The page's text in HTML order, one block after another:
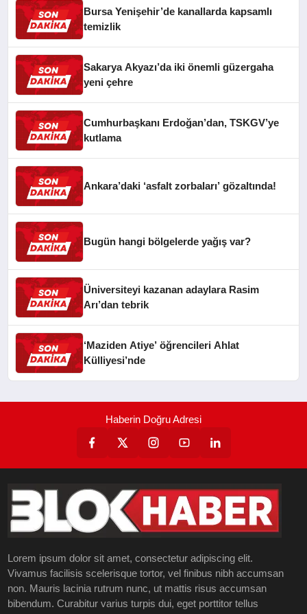
Bursa Yenişehir’de kanallarda kapsamlı
temizlik
Sakarya Akyazı’da iki önemli güzergaha
yeni çehre
Cumhurbaşkanı Erdoğan’dan, TSKGV’ye
kutlama
Ankara’daki ‘asfalt zorbaları’ gözaltında!
Bugün hangi bölgelerde yağış var?
Üniversiteyi kazanan adaylara Rasim
Arı’dan tebrik
‘Maziden Atiye’ öğrencileri Ahlat
Külliyesi’nde
Haberin Doğru Adresi
Lorem ipsum dolor sit amet, consectetur adipiscing elit.
Vivamus facilisis scelerisque tortor, vel finibus nibh accumsan
non. Mauris lacinia rutrum nunc, ut mattis risus accumsan
bibendum. Curabitur varius turpis dui, eget porttitor tellus